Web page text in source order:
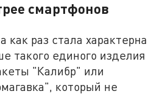
смартфонов
как раз стала характерна
такого единого изделия
"Калибр" или
который не